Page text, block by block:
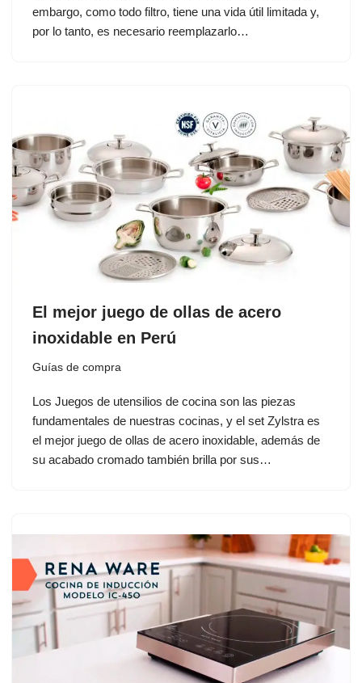
embargo, como todo filtro, tiene una vida útil limitada y,
por lo tanto, es necesario reemplazarlo…
El mejor juego de ollas de acero
inoxidable en Perú
Guías de compra
Los Juegos de utensilios de cocina son las piezas
fundamentales de nuestras cocinas, y el set Zylstra es
el mejor juego de ollas de acero inoxidable, además de
su acabado cromado también brilla por sus…